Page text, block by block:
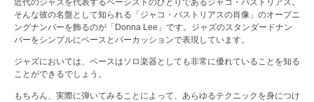
近代のジャズを代表するベーシストのひとりであるジャコ・パストリアス。
そんな彼の名盤として知られる「ジャコ・パストリアスの肖像」のオープニ
ングナンバーを飾るのが「Donna Lee」です。ジャズのスタンダードナン
バーをシンプルにベースとパーカッションで表現しています。
ジャズにおいては、ベースはソロ楽器としても非常に優れていることを知る
ことができるでしょう。
もちろん、実際に弾いてみることによって、あらゆるテクニックを身につけ